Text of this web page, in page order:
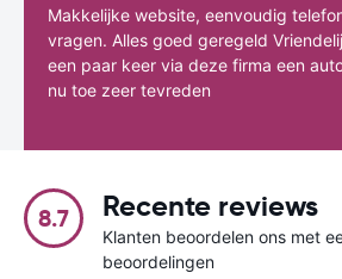
Makkelijke website, eenvoudig
vragen. Alles goed geregeld
een paar keer via deze firma een
nu toe zeer tevreden
8.7 Recente reviews
Klanten beoordelen ons met
beoordelingen